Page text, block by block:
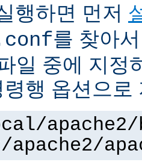
행하면 먼저
를 찾아
일 중에 지정
령행 옵션으로